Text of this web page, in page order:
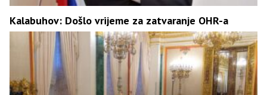
Kalabuhov: Došlo vrijeme za zatvaranje OHR-a